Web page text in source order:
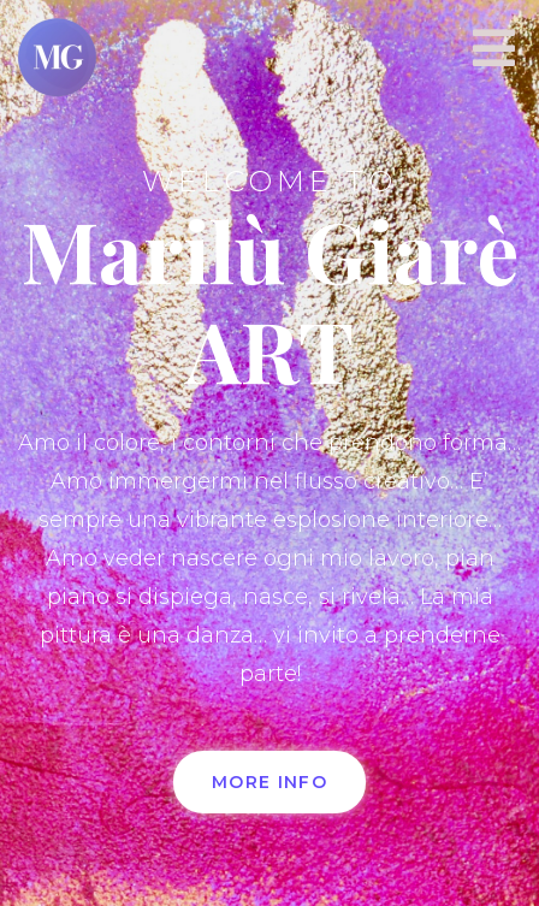
WELCOME TO
Marilù Giarè
ART
Amo il colore, i contorni che prendono forma…
Amo immergermi nel flusso creativo… E’
sempre una vibrante esplosione interiore…
Amo veder nascere ogni mio lavoro, pian
piano si dispiega, nasce, si rivela… La mia
pittura è una danza… vi invito a prenderne
parte!
MORE INFO